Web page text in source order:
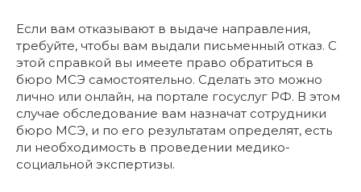
Если вам отказывают в выдаче направления,
требуйте, чтобы вам выдали письменный отказ. С
этой справкой вы имеете право обратиться в
бюро МСЭ самостоятельно. Сделать это можно
лично или онлайн, на портале госуслуг РФ. В этом
случае обследование вам назначат сотрудники
бюро МСЭ, и по его результатам определят, есть
ли необходимость в проведении медико-
социальной экспертизы.